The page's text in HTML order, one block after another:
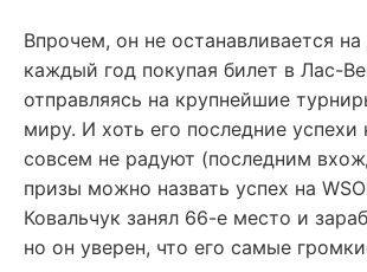
Впрочем, он не останавливается
каждый год покупая билет в Лас-
отправляясь на крупнейшие
миру. И хоть его последние успехи
совсем не радуют (последним
призы можно назвать успех на
Ковальчук занял 66-е место и
но он уверен, что его самые